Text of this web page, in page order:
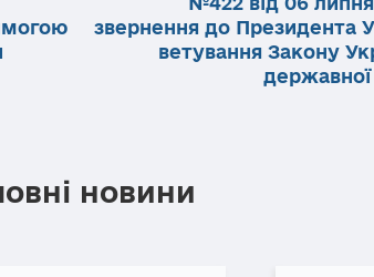
звернення до Президента
ветування Закону
державної
новини